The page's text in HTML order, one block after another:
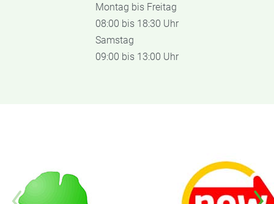
Montag bis Freitag
08:00 bis 18:30 Uhr
Samstag
09:00 bis 13:00 Uhr